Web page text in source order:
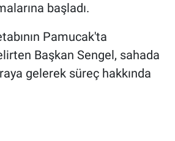
başladı.
Pamucak'ta
Başkan Sengel, sahada
gelerek süreç hakkında